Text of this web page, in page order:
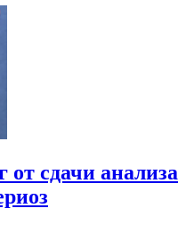
от сдачи анализа